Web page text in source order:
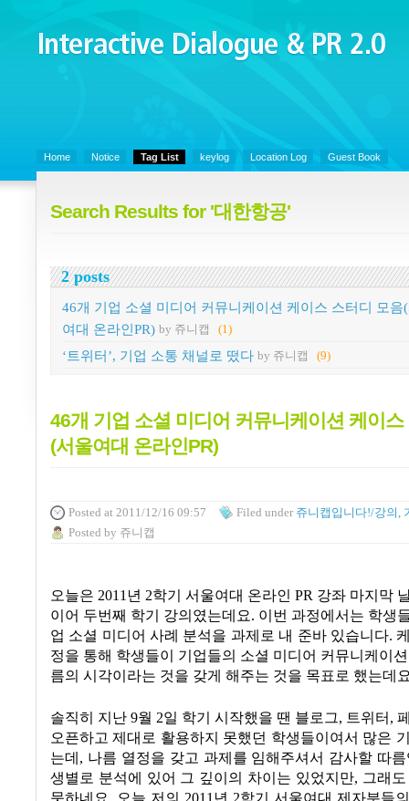
Interactive Dialogue &
PR 2.0
Home Notice Tag List keylog Location Log Guest Book
Search Results for '대한항공'
2 posts
46개 기업 소셜 미디어 커뮤니케이션 케이스 스터디 모음
여대 온라인PR) by 쥬니캡 (1)
‘트위터’, 기업 소통 채널로 떴다 by 쥬니캡 (9)
46개 기업 소셜 미디어 커뮤니케이션 케이
(서울여대 온라인PR)
Posted at 2011/12/16 09:57 Filed under 쥬니캡입니다!/강의,
Posted by 쥬니캡
오늘은 2011년 2학기 서울여대 온라인 PR 강좌 마지막
이어 두번째 학기 강의였는데요. 이번 과정에서는 학생
업 소셜 미디어 사례 분석을 과제로 내 준바 있습니다.
정을 통해 학생들이 기업들의 소셜 미디어 커뮤니케이
름의 시각이라는 것을 갖게 해주는 것을 목표로 했는데
솔직히 지난 9월 2일 학기 시작했을 땐 블로그, 트위터,
오픈하고 제대로 활용하지 못했던 학생들이여서 많은
는데, 나름 열정을 갖고 과제를 임해주셔서 감사할 따
생별로 분석에 있어 그 깊이의 차이는 있었지만, 그래